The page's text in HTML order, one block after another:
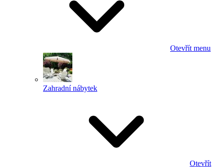
Otevřít menu
Zahradní nábytek
Otevřít